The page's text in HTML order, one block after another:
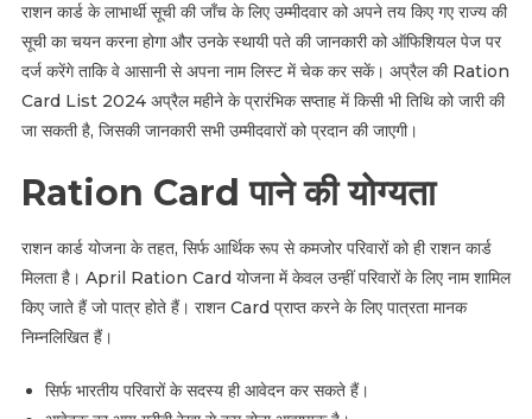
राशन कार्ड के लाभार्थी सूची की जाँच के लिए उम्मीदवार को अपने तय किए गए राज्य की
सूची का चयन करना होगा और उनके स्थायी पते की जानकारी को ऑफिशियल पेज पर
दर्ज करेंगे ताकि वे आसानी से अपना नाम लिस्ट में चेक कर सकें। अप्रैल की Ration
Card List 2024 अप्रैल महीने के प्रारंभिक सप्ताह में किसी भी तिथि को जारी की
जा सकती है, जिसकी जानकारी सभी उम्मीदवारों को प्रदान की जाएगी।
Ration Card पाने की योग्यता
राशन कार्ड योजना के तहत, सिर्फ आर्थिक रूप से कमजोर परिवारों को ही राशन कार्ड
मिलता है। April Ration Card योजना में केवल उन्हीं परिवारों के लिए नाम शामिल
किए जाते हैं जो पात्र होते हैं। राशन Card प्राप्त करने के लिए पात्रता मानक
निम्नलिखित हैं।
सिर्फ भारतीय परिवारों के सदस्य ही आवेदन कर सकते हैं।